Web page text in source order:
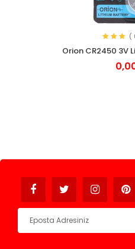
(
Orion CR2450 3V